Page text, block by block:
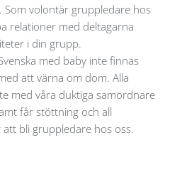
Som volontär gruppledare hos
relationer med deltagarna
i din grupp.
med baby inte finnas
att värna om dom. Alla
med våra duktiga samordnare
får stöttning och all
bli gruppledare hos oss.